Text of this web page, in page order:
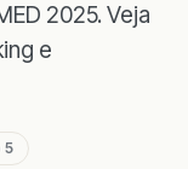
2025. Veja
e
5